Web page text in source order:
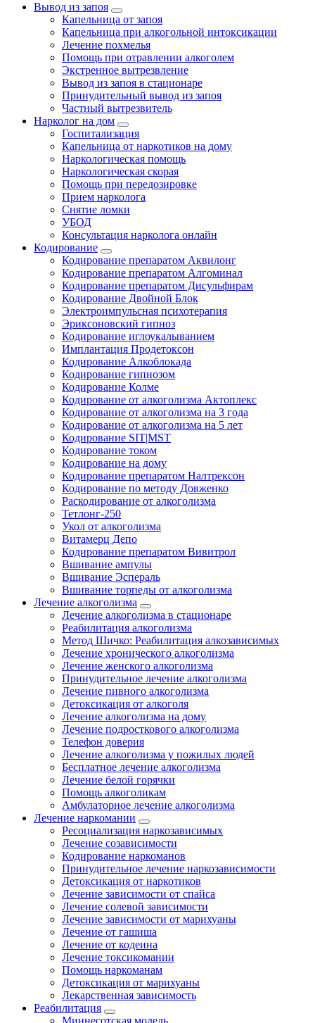
Вывод из запоя
Капельница от запоя
Капельница при алкогольной интоксикации
Лечение похмелья
Помощь при отравлении алкоголем
Экстренное вытрезвление
Вывод из запоя в стационаре
Принудительный вывод из запоя
Частный вытрезвитель
Нарколог на дом
Госпитализация
Капельница от наркотиков на дому
Наркологическая помощь
Наркологическая скорая
Помощь при передозировке
Прием нарколога
Снятие ломки
УБОД
Консультация нарколога онлайн
Кодирование
Кодирование препаратом Аквилонг
Кодирование препаратом Алгоминал
Кодирование препаратом Дисульфирам
Кодирование Двойной Блок
Электроимпульсная психотерапия
Эриксоновский гипноз
Кодирование иглоукалыванием
Имплантация Продетоксон
Кодирование Алкоблокада
Кодирование гипнозом
Кодирование Колме
Кодирование от алкоголизма Актоплекс
Кодирование от алкоголизма на 3 года
Кодирование от алкоголизма на 5 лет
Кодирование SIT|MST
Кодирование током
Кодирование на дому
Кодирование препаратом Налтрексон
Кодирование по методу Довженко
Раскодирование от алкоголизма
Тетлонг-250
Укол от алкоголизма
Витамерц Депо
Кодирование препаратом Вивитрол
Вшивание ампулы
Вшивание Эспераль
Вшивание торпеды от алкоголизма
Лечение алкоголизма
Лечение алкоголизма в стационаре
Реабилитация алкоголизма
Метод Шичко: Реабилитация алкозависимых
Лечение хронического алкоголизма
Лечение женского алкоголизма
Принудительное лечение алкоголизма
Лечение пивного алкоголизма
Детоксикация от алкоголя
Лечение алкоголизма на дому
Лечение подросткового алкоголизма
Телефон доверия
Лечение алкоголизма у пожилых людей
Бесплатное лечение алкоголизма
Лечение белой горячки
Помощь алкоголикам
Амбулаторное лечение алкоголизма
Лечение наркомании
Ресоциализация наркозависимых
Лечение созависимости
Кодирование наркоманов
Принудительное лечение наркозависимости
Детоксикация от наркотиков
Лечение зависимости от спайса
Лечение солевой зависимости
Лечение зависимости от марихуаны
Лечение от гашиша
Лечение от кодеина
Лечение токсикомании
Помощь наркоманам
Детоксикация от марихуаны
Лекарственная зависимость
Реабилитация
Миннесотская модель